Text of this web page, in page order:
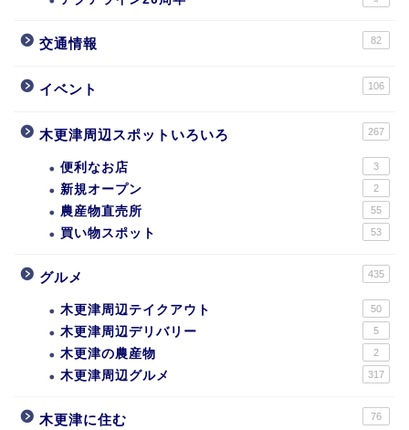
交通情報 82
イベント 106
木更津周辺スポットいろいろ 267
便利なお店 3
新規オープン 2
農産物直売所 55
買い物スポット 53
グルメ 435
木更津周辺テイクアウト 50
木更津周辺デリバリー 5
木更津の農産物 2
木更津周辺グルメ 317
木更津に住む 76